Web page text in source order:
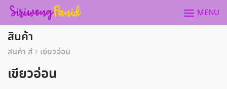
Skip
content
MENU
สินค้า
สินค้า สี เขียวอ่อน
เขียวอ่อน